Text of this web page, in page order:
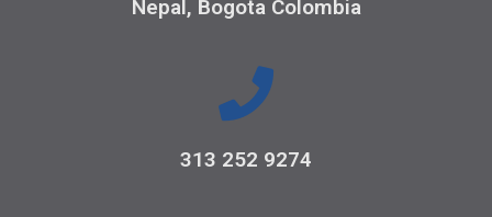
Nepal, Bogota Colombia
313 252 9274